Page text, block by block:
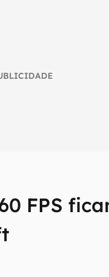
FPS
e reviews sobre